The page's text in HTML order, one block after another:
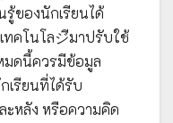
ของนักเรียนได้
ทคโนโลジีมาปรับใช้
มดนี้ควรมีข้อมูล
เรียนที่ได้รับ
ะหลัง หรือความคิด